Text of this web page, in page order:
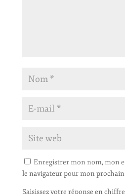
Enregistrer mon nom, mon
le navigateur pour mon
Saisissez votre réponse en